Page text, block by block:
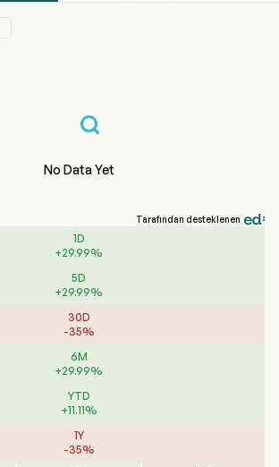
No Data Yet
Tarafından desteklenen
1D
+29.99%
5D
+29.99%
30D
-35%
6M
+29.99%
YTD
+11.11%
1Y
-35%